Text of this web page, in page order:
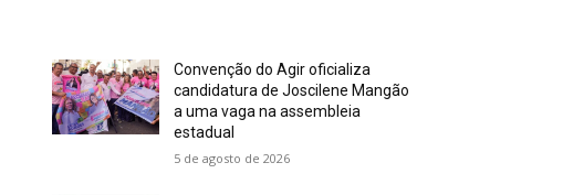
Convenção do Agir oficializa
candidatura de Joscilene Mangão
a uma vaga na assembleia
estadual
5 de agosto de 2026